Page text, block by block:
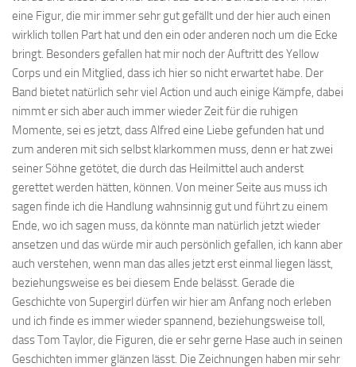
eine Figur, die mir immer sehr gut gefällt und der hier auch einen
wirklich tollen Part hat und den ein oder anderen noch um die Ecke
bringt. Besonders gefallen hat mir noch der Auftritt des Yellow
Corps und ein Mitglied, dass ich hier so nicht erwartet habe. Der
Band bietet natürlich sehr viel Action und auch einige Kämpfe, dabei
nimmt er sich aber auch immer wieder Zeit für die ruhigen
Momente, sei es jetzt, dass Alfred eine Liebe gefunden hat und
zum anderen mit sich selbst klarkommen muss, denn er hat zwei
seiner Söhne getötet, die durch das Heilmittel auch anderst
gerettet werden hätten, können. Von meiner Seite aus muss ich
sagen finde ich die Handlung wahnsinnig gut und führt zu einem
Ende, wo ich sagen muss, da könnte man natürlich jetzt wieder
ansetzen und das würde mir auch persönlich gefallen, ich kann aber
auch verstehen, wenn man das alles jetzt erst einmal liegen lässt,
beziehungsweise es bei diesem Ende belässt. Gerade die
Geschichte von Supergirl dürfen wir hier am Anfang noch erleben
und ich finde es immer wieder spannend, beziehungsweise toll,
dass Tom Taylor, die Figuren, die er sehr gerne Hase auch in seinen
Geschichten immer glänzen lässt. Die Zeichnungen haben mir sehr